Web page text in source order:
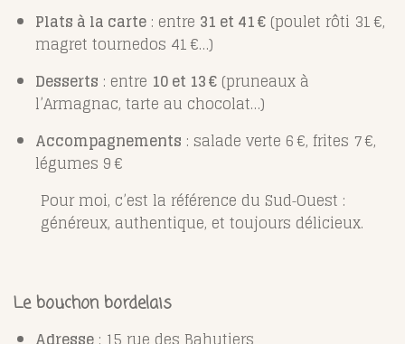
Plats à la carte : entre 31 et 41 € (poulet rôti 31 €,
magret tournedos 41 €…)
Desserts : entre 10 et 13 € (pruneaux à
l’Armagnac, tarte au chocolat…)
Accompagnements : salade verte 6 €, frites 7 €,
légumes 9 €
Pour moi, c’est la référence du Sud‑Ouest :
généreux, authentique, et toujours délicieux.
Le bouchon bordelais